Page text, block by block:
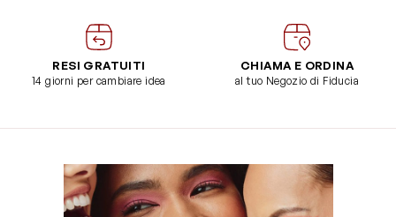
RESI GRATUITI
14 giorni per cambiare idea
CHIAMA E ORDINA
al tuo Negozio di Fiducia